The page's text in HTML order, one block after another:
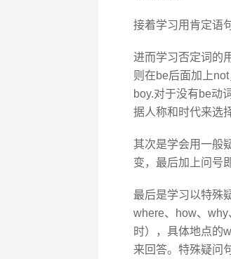
接着学习用肯定语
进而学习否定词的
则在be后面加上not
boy.对于没有be动
据人称和时代来选
其次是学会用一般
变，最后加上问号
最后是学习以特殊
where、how、
时），具体地点的
来回答。特殊疑问